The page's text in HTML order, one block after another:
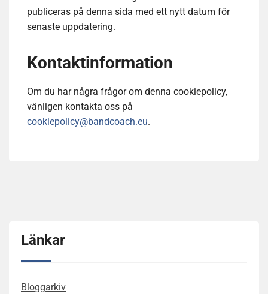
publiceras på denna sida med ett nytt datum för
senaste uppdatering.
Kontaktinformation
Om du har några frågor om denna cookiepolicy,
vänligen kontakta oss på
cookiepolicy@bandcoach.eu.
Länkar
Bloggarkiv